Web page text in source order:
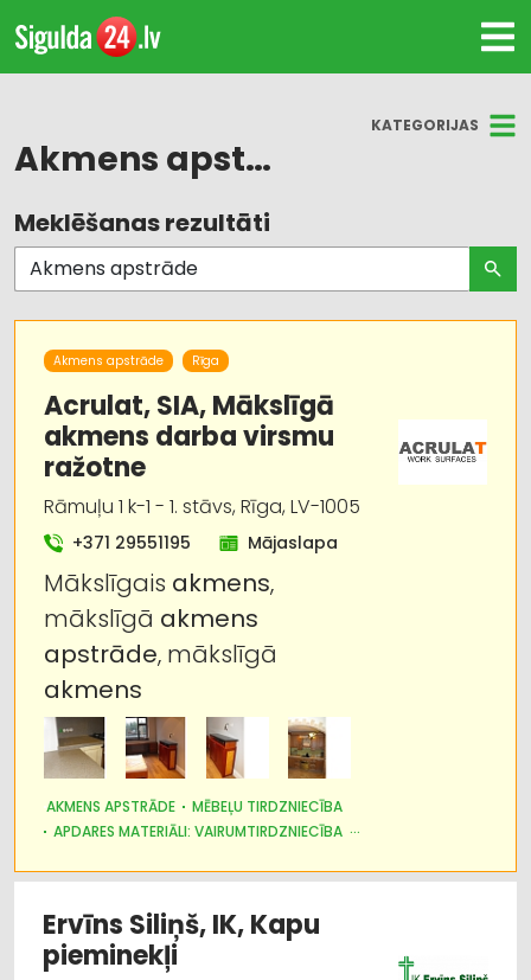
KATEGORIJAS
Akmens apstrāde
Visas nozares
Akmens apstrāde
Būvmateriālu, būvkonstrukciju tirdzniecība
Kapu pieminekļu izgatavošana
Būvmateriālu, būvkonstrukciju ražošana
Būvmateriālu, būvkonstrukciju
vairumtirdzniecība
Internetveikali, e-komercija
Jumtu segumi
Metāla tirdzniecība
Apbedīšanas piederumi
Meklēšanas rezultāti
Akmens apstrāde Rīga
Acrulat, SIA, Mākslīgā
akmens darba virsmu
ražotne
Rāmuļu 1 k-1 - 1. stāvs, Rīga, LV-1005
+371 29551195 Mājaslapa
Mākslīgais akmens,
mākslīgā akmens
apstrāde, mākslīgā
akmens
AKMENS APSTRĀDE
MĒBEĻU TIRDZNIECĪBA
APDARES MATERIĀLI: VAIRUMTIRDZNIECĪBA
APDARES MATERIĀLI: TIRDZNIECĪBA
Ervīns Siliņš, IK, Kapu
pieminekļi